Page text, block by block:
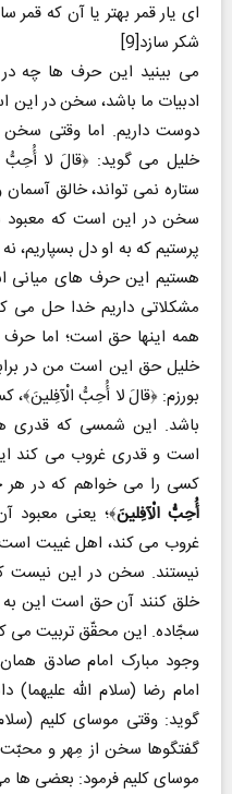
ای یار قمر بهتر یا آن که
شکر سازد[9]
می بینید این حرف ها چه
ادبیات ما باشد، سخن در این
دوست داریم. اما وقتی
خلیل می گوید: ﴿قالَ لا
ستاره نمی تواند، خالق
سخن در این است که معبود
پرستیم که به او دل بسپاریم،
هستیم این حرف های
مشکلاتی داریم خدا حل می
همه اینها حق است؛ اما
خلیل حق این است من در
بورزم: ﴿قالَ لا أُحِبُّ
باشد. این شمسی که قدری
است و قدری غروب می کند
کسی را می خواهم که در هر
أُحِبُّ الْآفِلینَ﴾؛ یعنی
غروب می کند، اهل غیبت
نیستند. سخن در این نیست
خلق کنند آن حق است این به
سجّاده. این محقّق تربیت می
وجود مبارک امام صادق همان
امام رضا (سلام الله
گوید: وقتی موسای کلیم
گفتگوها سخن از مِهر و محبّت
موسای کلیم فرمود: بعضی ها